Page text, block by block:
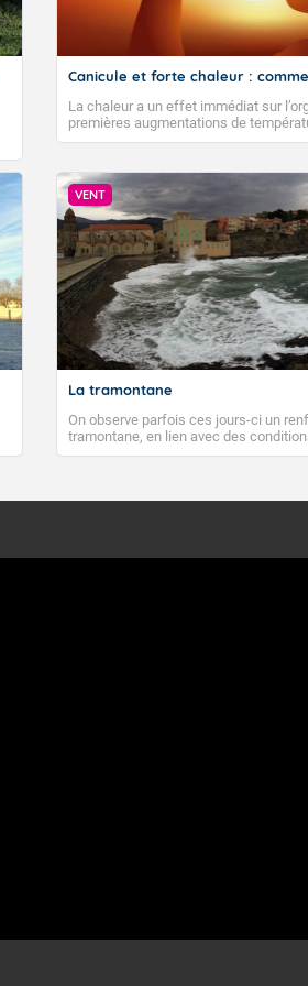
Canicule et forte chaleur :
La chaleur a un effet immédiat sur
premières augmentations de
VENT
La tramontane
On observe parfois ces jours-ci un
tramontane, en lien avec des
de forêt. Mais qu'est-ce que la
à nord-ouest, dans un secteur qui part
monts, en allusion aux régions